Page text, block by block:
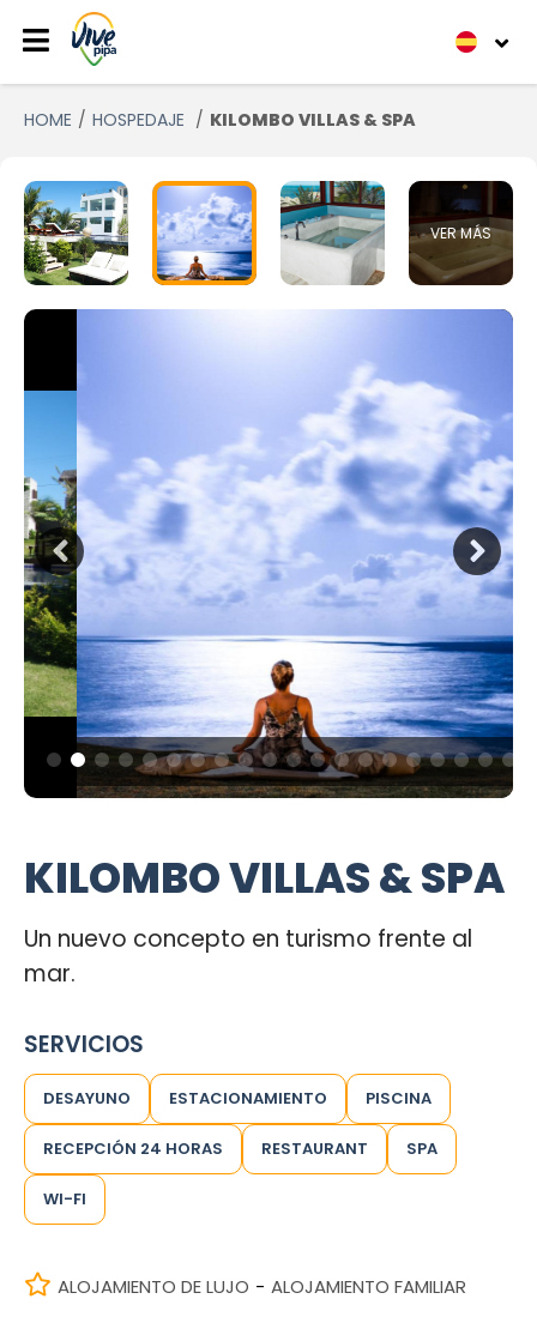
HOME HOSPEDAJE KILOMBO VILLAS & SPA
VER MÁS
KILOMBO VILLAS & SPA
Un nuevo concepto en turismo frente al
mar.
SERVICIOS
DESAYUNO ESTACIONAMIENTO PISCINA
RECEPCIÓN 24 HORAS RESTAURANT SPA
WI-FI
ALOJAMIENTO DE LUJO - ALOJAMIENTO FAMILIAR